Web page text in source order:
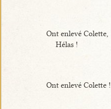
Ont enlevé Colette,
Hélas !
Ont enlevé Colette !